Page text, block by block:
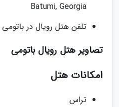
Batumi, Georgia
تلفن هتل رویال در باتومی : 599299469 -
تصاویر هتل رویال باتومی
امکانات هتل
تراس